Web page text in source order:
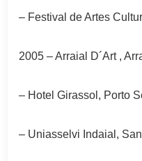
– Festival de Artes
2005 – Arraial D´Art ,
– Hotel Girassol, Porto
– Uniasselvi Indaial,